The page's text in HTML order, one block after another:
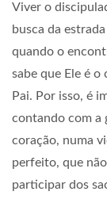
Viver o
busca da
quando o
sabe que Ele é o
Pai. Por isso, é
contando com a
coração, numa
perfeito, que
participar dos